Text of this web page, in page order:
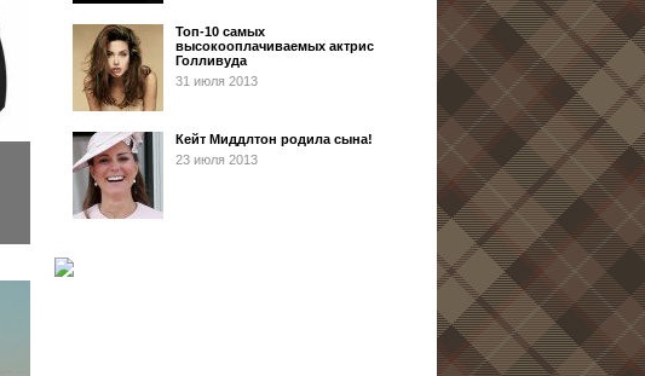
Топ-10 самых
высокооплачиваемых актрис
Голливуда
31 июля 2013
Кейт Миддлтон родила сына!
23 июля 2013